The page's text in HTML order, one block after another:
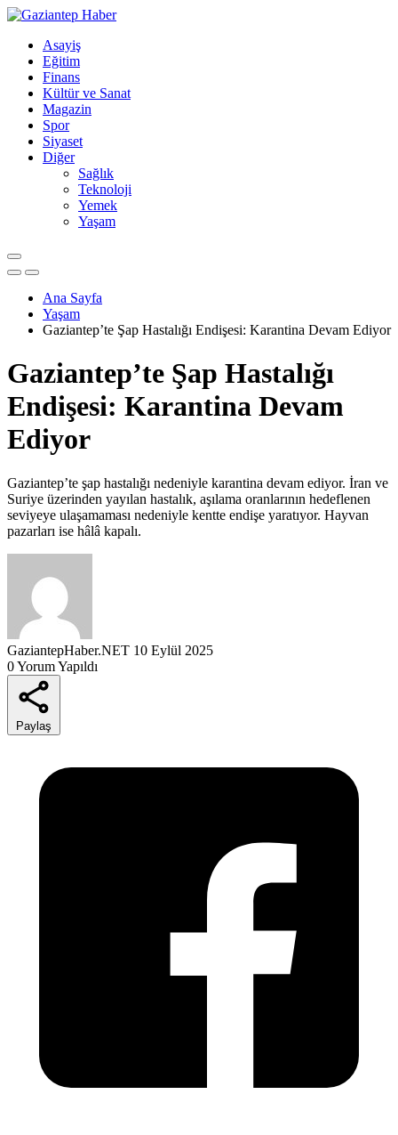
Asayiş
Eğitim
Finans
Kültür ve Sanat
Magazin
Spor
Siyaset
Diğer
Sağlık
Teknoloji
Yemek
Yaşam
Ana Sayfa
Yaşam
Gaziantep’te Şap Hastalığı Endişesi: Karantina Devam Ediyor
Gaziantep’te Şap Hastalığı
Endişesi: Karantina Devam
Ediyor
Gaziantep’te şap hastalığı nedeniyle karantina devam ediyor. İran ve
Suriye üzerinden yayılan hastalık, aşılama oranlarının hedeflenen
seviyeye ulaşamaması nedeniyle kentte endişe yaratıyor. Hayvan
pazarları ise hâlâ kapalı.
GaziantepHaber.NET 10 Eylül 2025
0 Yorum Yapıldı
Paylaş